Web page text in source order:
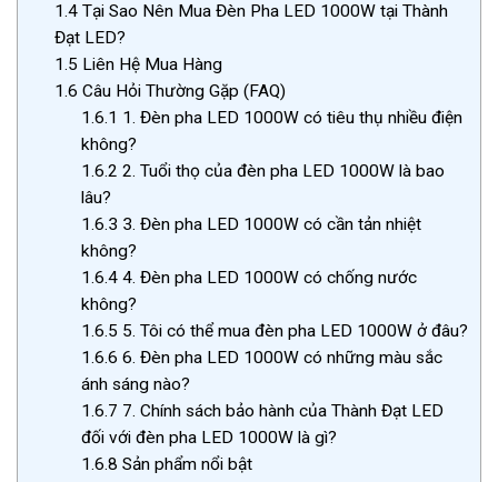
1.4 Tại Sao Nên Mua Đèn Pha LED 1000W tại Thành
Đạt LED?
1.5 Liên Hệ Mua Hàng
1.6 Câu Hỏi Thường Gặp (FAQ)
1.6.1 1. Đèn pha LED 1000W có tiêu thụ nhiều điện
không?
1.6.2 2. Tuổi thọ của đèn pha LED 1000W là bao
lâu?
1.6.3 3. Đèn pha LED 1000W có cần tản nhiệt
không?
1.6.44. Đèn pha LED 1000W có chống nước
không?
1.6.5 5. Tôi có thể mua đèn pha LED 1000W ở đâu?
1.6.6 6. Đèn pha LED 1000W có những màu sắc
ánh sáng nào?
1.6.7 7. Chính sách bảo hành của Thành Đạt LED
đối với đèn pha LED 1000W là gì?
1.6.8 Sản phẩm nổi bật